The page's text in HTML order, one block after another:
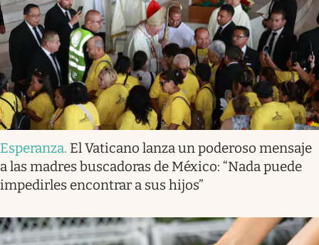
Esperanza. El Vaticano lanza un poderoso mensaje
a las madres buscadoras de México: “Nada puede
impedirles encontrar a sus hijos”